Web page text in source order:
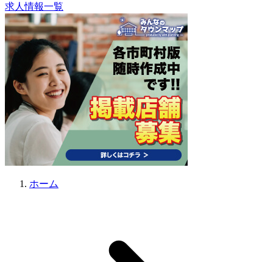
求人情報一覧
ホーム